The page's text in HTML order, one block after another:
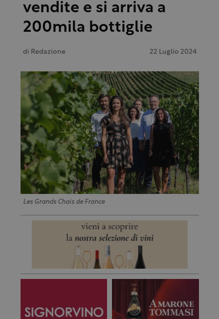
vendite e si arriva a
200mila bottiglie
di Redazione 22 Luglio 2024
Les Grands Chais de France